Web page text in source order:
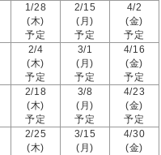
1/28
(木)
予定
2/15
(月)
予定
4/2
(金)
予定
2/4
(木)
予定
3/1
(月)
予定
4/16
(金)
予定
2/18
(木)
予定
3/8
(月)
予定
4/23
(金)
予定
2/25
(木)
3/15
(月)
4/30
(金)